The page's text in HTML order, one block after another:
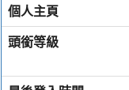
個人主頁
頭銜等級